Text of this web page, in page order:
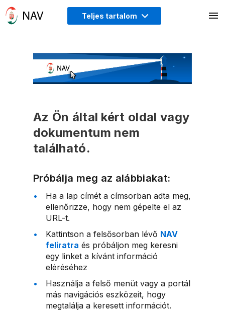
Teljes tartalom
Az Ön által kért oldal vagy
dokumentum nem
található.
Próbálja meg az alábbiakat:
Ha a lap címét a címsorban adta meg,
ellenőrizze, hogy nem gépelte el az
URL-t.
Kattintson a felsősorban lévő NAV
feliratra és próbáljon meg keresni
egy linket a kívánt információ
eléréséhez
Használja a felső menüt vagy a portál
más navigációs eszközeit, hogy
megtalálja a keresett információt.